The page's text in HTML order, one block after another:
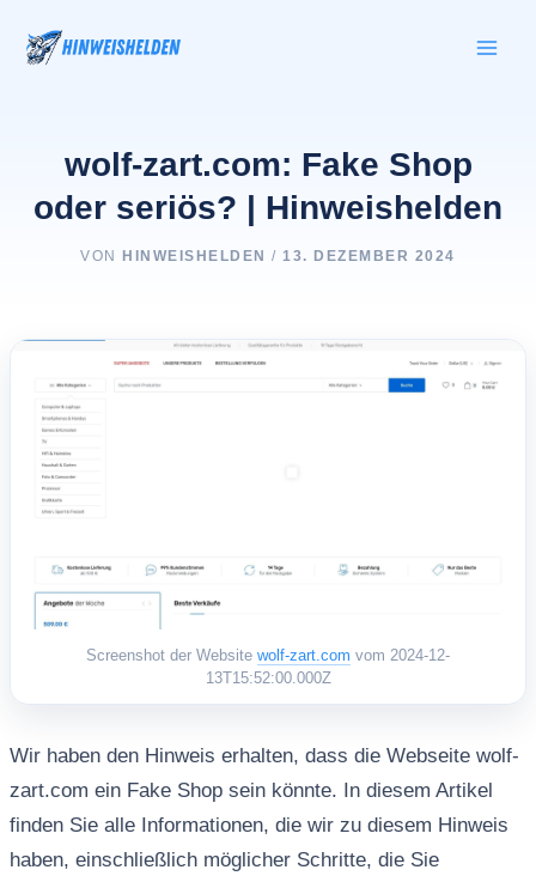
Inhalt
springen
wolf-zart.com: Fake Shop
oder seriös? | Hinweishelden
VON HINWEISHELDEN/13. DEZEMBER 2024
Screenshot der Website wolf-zart.com vom 2024-12-
13T15:52:00.000Z
Wir haben den Hinweis erhalten, dass die Webseite wolf-
zart.com ein Fake Shop sein könnte. In diesem Artikel
finden Sie alle Informationen, die wir zu diesem Hinweis
haben, einschließlich möglicher Schritte, die Sie